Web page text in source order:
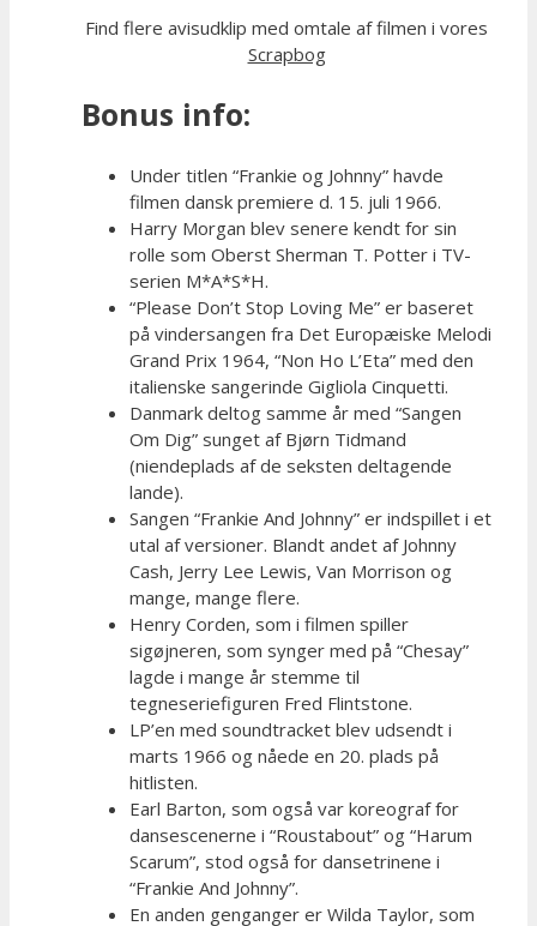
Find flere avisudklip med omtale af filmen i vores
Scrapbog
Bonus info:
Under titlen “Frankie og Johnny” havde
filmen dansk premiere d. 15. juli 1966.
Harry Morgan blev senere kendt for sin
rolle som Oberst Sherman T. Potter i TV-
serien M*A*S*H.
“Please Don’t Stop Loving Me” er baseret
på vindersangen fra Det Europæiske Melodi
Grand Prix 1964, “Non Ho L’Eta” med den
italienske sangerinde Gigliola Cinquetti.
Danmark deltog samme år med “Sangen
Om Dig” sunget af Bjørn Tidmand
(niendeplads af de seksten deltagende
lande).
Sangen “Frankie And Johnny” er indspillet i et
utal af versioner. Blandt andet af Johnny
Cash, Jerry Lee Lewis, Van Morrison og
mange, mange flere.
Henry Corden, som i filmen spiller
sigøjneren, som synger med på “Chesay”
lagde i mange år stemme til
tegneseriefiguren Fred Flintstone.
LP’en med soundtracket blev udsendt i
marts 1966 og nåede en 20. plads på
hitlisten.
Earl Barton, som også var koreograf for
dansescenerne i “Roustabout” og “Harum
Scarum”, stod også for dansetrinene i
“Frankie And Johnny”.
En anden genganger er Wilda Taylor, som